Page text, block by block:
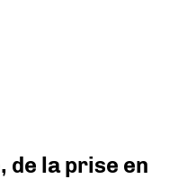
de la prise en